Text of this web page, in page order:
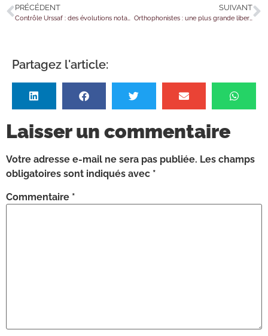
PRÉCÉDENT SUIVANT
Orthophonistes : une plus grande liberté de prescription
Partagez l'article:
Laisser un commentaire
Votre adresse e-mail ne sera pas publiée. Les champs
obligatoires sont indiqués avec *
Commentaire *